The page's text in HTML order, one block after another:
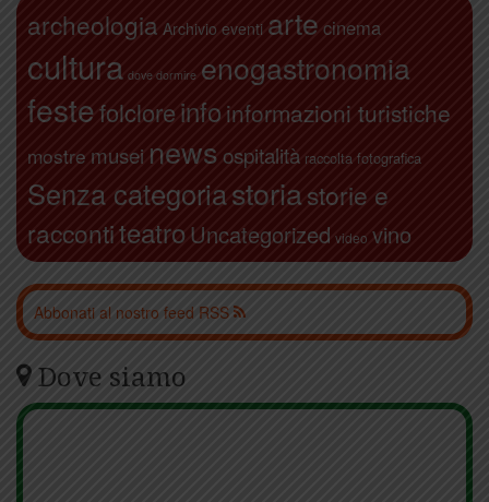
archeologia Archivio eventi arte cinema
cultura dove dormire enogastronomia
festefolcloreinfo informazioni turistiche
mostre musei news ospitalità raccolta fotografica
Senza categoriastoriastorie e
raccontiteatro Uncategorized video vino
Abbonati al nostro feed RSS
Dove siamo